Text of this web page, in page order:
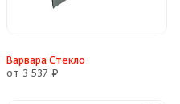
Варвара Стекло
от 3 537 ₽